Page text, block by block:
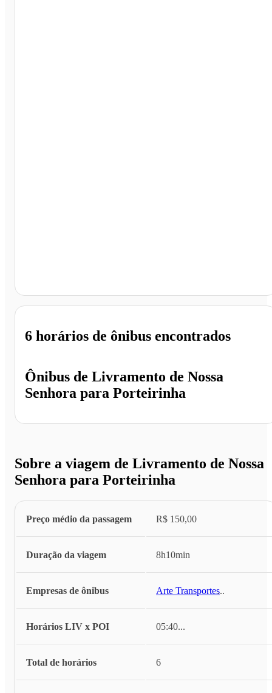
Ônibus de Livramento de Nossa
Senhora para Porteirinha
6 horários de ônibus encontrados
Sobre a viagem de Livramento de Nossa
Senhora para Porteirinha
Preço médio da passagem R$ 150,00
Duração da viagem 8h10min
Empresas de ônibus Arte Transportes...
Horários LIV x POI 05:40...
Total de horários 6